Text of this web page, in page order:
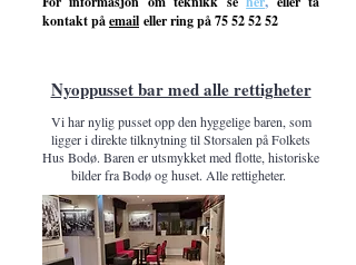
kontakt påemail eller ring på75 52 52 52
Nyoppusset bar med alle rettigheter
Vi har nylig pusset opp den hyggelige baren, som
ligger i direkte tilknytning til Storsalen på Folkets
Hus Bodø. Baren er utsmykket med flotte, historiske
bilder fra Bodø og huset. Alle rettigheter.